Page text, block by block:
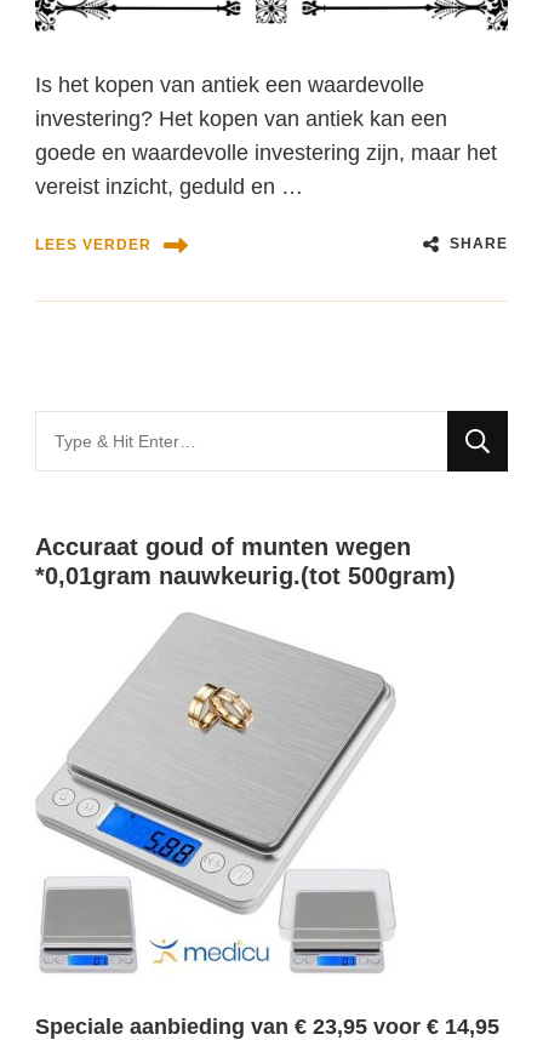
Is het kopen van antiek een waardevolle
investering? Het kopen van antiek kan een
goede en waardevolle investering zijn, maar het
vereist inzicht, geduld en …
LEES VERDER SHARE
for
Accuraat goud of munten wegen
*0,01gram nauwkeurig.(tot 500gram)
Speciale aanbieding van € 23,95 voor € 14,95